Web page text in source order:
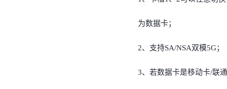
为数据卡；
2、支持SA/NSA双模5G；
3、若数据卡是移动卡/联通